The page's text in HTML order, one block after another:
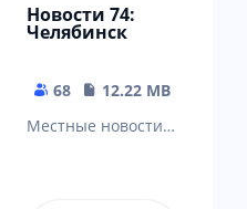
Новости 74:
Челябинск
68
12.22 MB
Местные новости: